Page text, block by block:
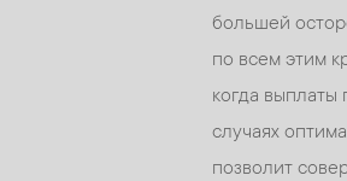
большей
по всем этим
когда
случаях
позволит